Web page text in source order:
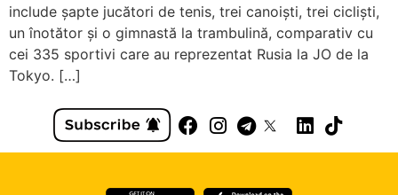
include şapte jucători de tenis, trei canoişti, trei ciclişti,
un înotător şi o gimnastă la trambulină, comparativ cu
cei 335 sportivi care au reprezentat Rusia la JO de la
Tokyo. […]